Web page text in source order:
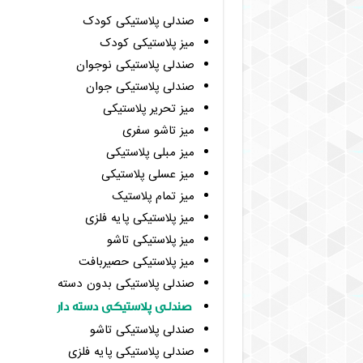
صندلی پلاستیکی کودک
میز پلاستیکی کودک
صندلی پلاستیکی نوجوان
صندلی پلاستیکی جوان
میز تحریر پلاستیکی
میز تاشو سفری
میز مبلی پلاستیکی
میز عسلی پلاستیکی
میز تمام پلاستیک
میز پلاستیکی پایه فلزی
میز پلاستیکی تاشو
میز پلاستیکی حصیربافت
صندلی پلاستیکی بدون دسته
صندلی پلاستیکی دسته دار
صندلی پلاستیکی تاشو
صندلی پلاستیکی پایه فلزی